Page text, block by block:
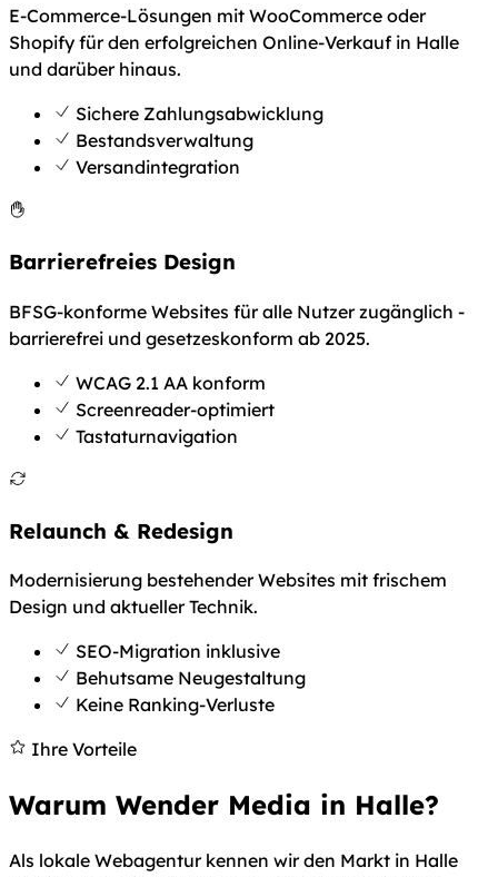
E-Commerce-Lösungen mit WooCommerce oder
Shopify für den erfolgreichen Online-Verkauf in Halle
und darüber hinaus.
Sichere Zahlungsabwicklung
Bestandsverwaltung
Versandintegration
Barrierefreies Design
BFSG-konforme Websites für alle Nutzer zugänglich -
barrierefrei und gesetzeskonform ab 2025.
WCAG 2.1 AA konform
Screenreader-optimiert
Tastaturnavigation
Relaunch & Redesign
Modernisierung bestehender Websites mit frischem
Design und aktueller Technik.
SEO-Migration inklusive
Behutsame Neugestaltung
Keine Ranking-Verluste
Ihre Vorteile
Warum Wender Media in Halle?
Als lokale Webagentur kennen wir den Markt in Halle